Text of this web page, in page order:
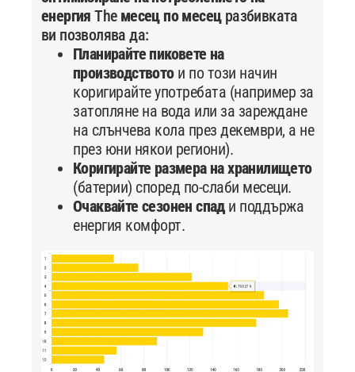
енергия The месец по месецразбивката
ви позволява да:
Планирайте пиковете на
производствотои по този начин
коригирайте употребата (например за
затопляне на вода или за зареждане
на слънчева кола през декември, а не
през юни някои региони).
Коригирайте размера на хранилището
(батерии) според по-слаби месеци.
Очаквайте сезонен спади поддържа
енергия комфорт.